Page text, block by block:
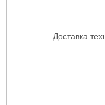
Доставка